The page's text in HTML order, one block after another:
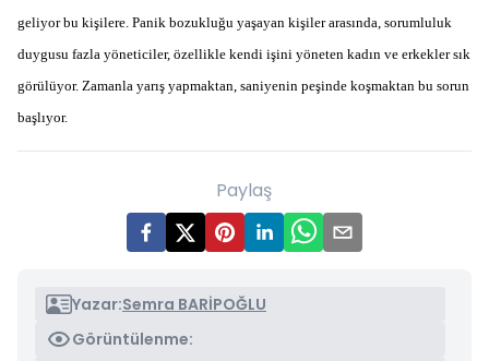
geliyor bu kişilere. Panik bozukluğu yaşayan kişiler arasında, sorumluluk
duygusu fazla yöneticiler, özellikle kendi işini yöneten kadın ve erkekler sık
görülüyor. Zamanla yarış yapmaktan, saniyenin peşinde koşmaktan bu sorun
başlıyor.
Paylaş
Yazar:Semra BARİPOĞLU
Görüntülenme: